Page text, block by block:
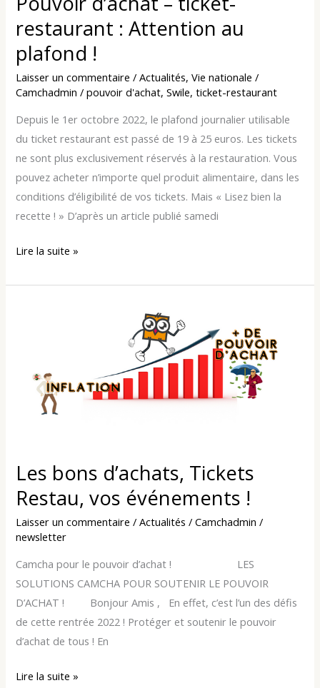
restaurant : Attention au
plafond !
Laisser un commentaire /Actualités,Vie nationale /
Camchadmin/pouvoir d'achat,Swile,ticket-restaurant
Depuis le 1er octobre 2022, le plafond journalier utilisable
du ticket restaurant est passé de 19 à 25 euros. Les tickets
ne sont plus exclusivement réservés à la restauration. Vous
pouvez acheter n’importe quel produit alimentaire, dans les
conditions d’éligibilité de vos tickets. Mais « Lisez bien la
recette ! » D’après un article publié samedi
Lire la suite »
Les bons d’achats, Tickets
Restau, vos événements !
Laisser un commentaire /Actualités /Camchadmin/
newsletter
Camcha pour le pouvoir d’achat ! LES
SOLUTIONS CAMCHA POUR SOUTENIR LE POUVOIR
D’ACHAT ! Bonjour Amis , En effet, c’est l’un des défis
de cette rentrée 2022 ! Protéger et soutenir le pouvoir
d’achat de tous ! En
Restau,
Lire la suite »